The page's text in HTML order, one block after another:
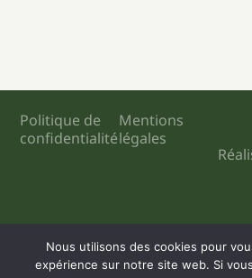
Politique de
confidentialité
Mentions
légales
Nous utilisons des cookies pour
expérience sur notre site web. Si
Engagé pour l’environnement :
carbone de notre site internet En